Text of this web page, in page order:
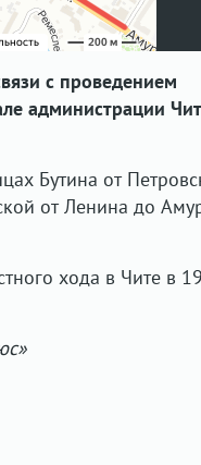
с проведением
администрации
Бутина от
от Ленина до
хода в Чите в